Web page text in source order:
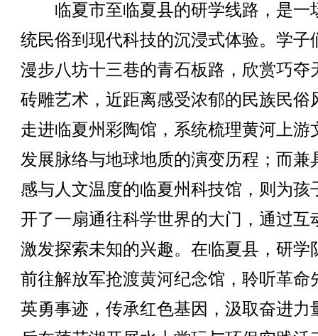
临夏市至临夏县的研学线路，是一
统民俗到现代科技的沉浸式体验。学子
漫步八坊十三巷的青石板路，欣赏巧夺
砖雕艺术，近距离感受浓郁的民族民俗
走进临夏州彩陶馆，系统梳理黄河上游
发展脉络与地球地质的演变历程；而兼
感与人文温度的临夏州科技馆，则为孩
开了一扇通往科学世界的大门，通过互
激发探索未知的兴趣。在临夏县，研学
前往解放军抢渡黄河纪念馆，聆听革命
英勇事迹，传承红色基因，汲取奋进力